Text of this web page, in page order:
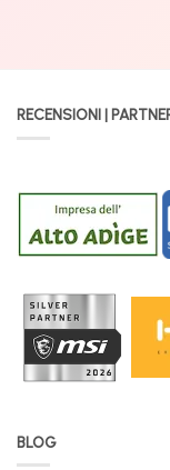
RECENSIONI |
BLOG